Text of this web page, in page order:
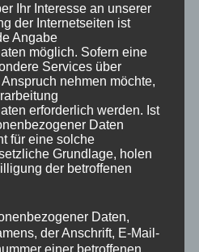
Ihr Interesse an unserer
der Internetseiten ist
Angabe
möglich. Sofern eine
Services über
nehmen möchte,
erforderlich werden. Ist
Daten
für eine solche
Grundlage, holen
der betroffenen
Daten,
der Anschrift, E-Mail-
einer betroffenen